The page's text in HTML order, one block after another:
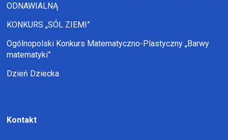
ODNAWIALNĄ
KONKURS „SÓL ZIEMI”
Ogólnopolski Konkurs Matematyczno-Plastyczny „Barwy
matematyki”
Dzień Dziecka
Kontakt